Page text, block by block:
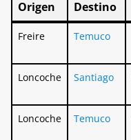
Origen Destino
Origen
Destino
Freire Temuco
Loncoche Santiago
Loncoche Temuco